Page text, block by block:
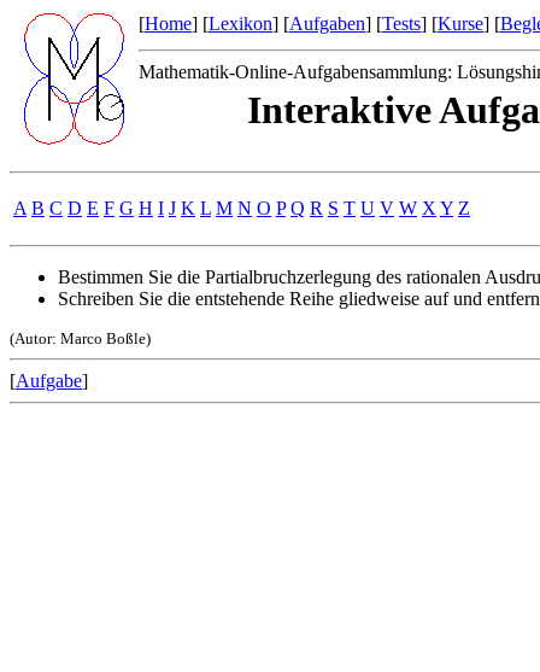
[Home] [Lexikon] [Aufgaben] [Tests] [Kurse] [
Mathematik-Online-Aufgabensammlung:
Interaktive
A B C D E F G H I J K L M N O P Q R S T U V W X Y Z
Bestimmen Sie die Partialbruchzerlegung des rationalen
Schreiben Sie die entstehende Reihe gliedweise auf und
(Autor: Marco Boßle)
[Aufgabe]